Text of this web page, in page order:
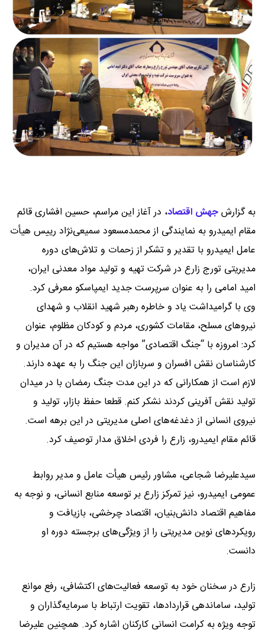
به گزارشجهش اقتصاد، در آغاز این مراسم، حسین افشاری قائم
مقام ایمیدرو به نمایندگی از محمدمسعود سمیعی‌نژاد رییس هیأت
عامل ایمیدرو با تقدیر و تشکر از زحمات و تلاش‌های دوره
مدیریتی تورج زارع در شرکت تهیه و تولید مواد معدنی ایران،
امید امامی را به عنوان سرپرست جدید ایمپاسکو معرفی کرد.
وی با گرامیداشت یاد و خاطره رهبر شهید انقلاب و شهدای
نیروهای مسلح، مقامات کشوری، مردم و کودکان مظلوم، عنوان
کرد: امروزه با “جنگ اقتصادی” مواجه هستیم که در آن مدیران و
کارشناسان نقش افسران و سربازان این جنگ را به عهده دارند.
لازم است از همکارانی که در این مدت جنگ رمضان با در میدان
تولید نقش آفرینی کردند نشکر کنم. قطعا حفظ بازار، تولید و
نیروی انسانی از دغدغه‌های اصلی مدیریتی در این برهه است.
قائم مقام ایمیدرو، زارع را فردی اخلاق مدار توصیف کرد.
سیدعلیرضا شجاعی، مشاور رئیس هیأت عامل و مدیر روابط
عمومی ایمیدرو، نیز تمرکز زارع بر توسعه منابع انسانی، و نوجه به
مفاهیم اقتصاد دانش‌بنیان، اقتصاد چرخشی، بازیافت و
رویکردهای نوین مدیریتی را از ویژگی‌های برجسته دوره او
دانست.
زارع در سخنان خود به توسعه فعالیت‌های اکتشافی، رفع موانع
تولید، ساماندهی قراردادها، تقویت ارتباط با سرمایه‌گذاران و
توجه ویژه به کرامت انسانی کارکنان اشاره کرد. همچنین علیرضا